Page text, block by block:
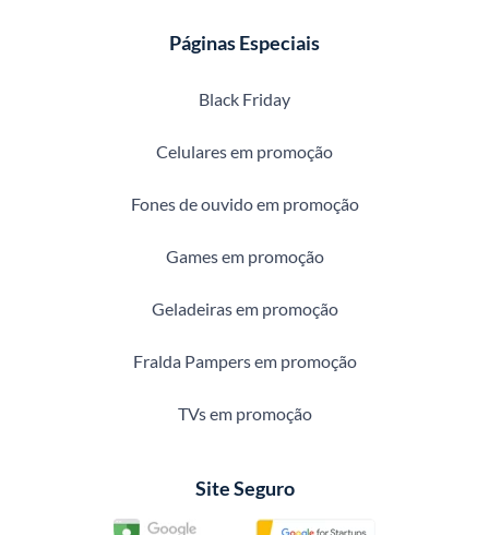
Páginas Especiais
Black Friday
Celulares em promoção
Fones de ouvido em promoção
Games em promoção
Geladeiras em promoção
Fralda Pampers em promoção
TVs em promoção
Site Seguro